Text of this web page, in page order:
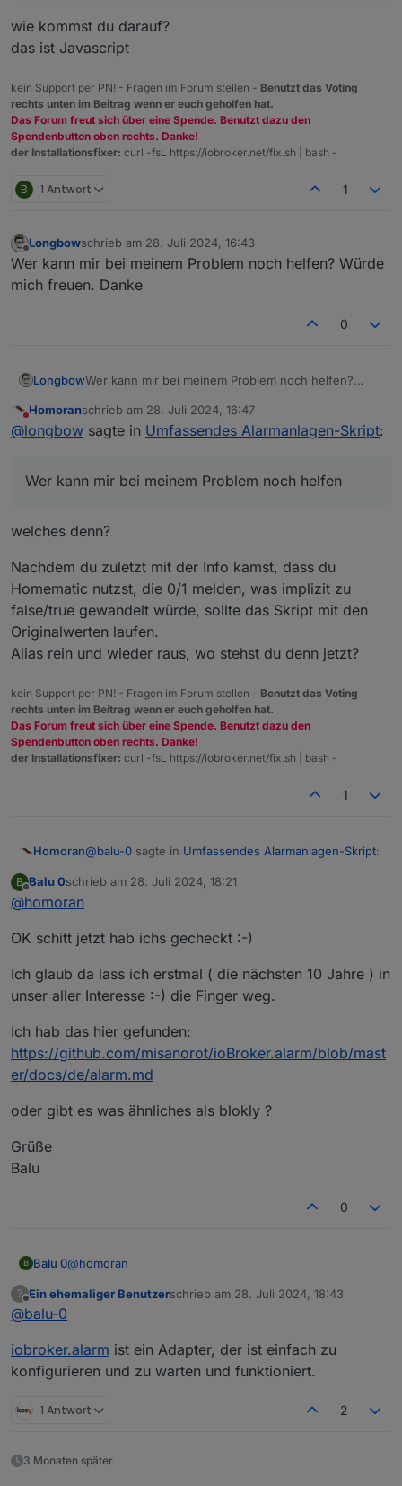
wie kommst du darauf?
das ist Javascript
kein Support per PN! - Fragen im Forum stellen - Benutzt das Voting
rechts unten im Beitrag wenn er euch geholfen hat.
Das Forum freut sich über eine Spende. Benutzt dazu den
Spendenbutton oben rechts. Danke!
der Installationsfixer: curl -fsL https://iobroker.net/fix.sh | bash -
B 1 Antwort 1
Offline
Longbowschrieb am 28. Juli 2024, 16:43
zuletzt editiert von
Wer kann mir bei meinem Problem noch helfen? Würde
mich freuen. Danke
0
LongbowWer kann mir bei meinem Problem noch helfen?
Nicht stören
Homoranschrieb am 28. Juli 2024, 16:47
zuletzt editiert von
@longbow sagte in Umfassendes Alarmanlagen-Skript:
Wer kann mir bei meinem Problem noch helfen
welches denn?
Nachdem du zuletzt mit der Info kamst, dass du
Homematic nutzst, die 0/1 melden, was implizit zu
false/true gewandelt würde, sollte das Skript mit den
Originalwerten laufen.
Alias rein und wieder raus, wo stehst du denn jetzt?
kein Support per PN! - Fragen im Forum stellen - Benutzt das Voting
rechts unten im Beitrag wenn er euch geholfen hat.
Das Forum freut sich über eine Spende. Benutzt dazu den
Spendenbutton oben rechts. Danke!
der Installationsfixer: curl -fsL https://iobroker.net/fix.sh | bash -
1
Homoran@balu-0 sagte in Umfassendes Alarmanlagen-Skript:
dazu müsste es ein xml sein!
balu-0 sagte in Umfassendes Alarmanlagen-Skript
wie kommst du darauf?
das ist Javascript
B
Offline
Balu 0schrieb am 28. Juli 2024, 18:21
zuletzt editiert von
@homoran
OK schitt jetzt hab ichs gecheckt :-)
Ich glaub da lass ich erstmal ( die nächsten 10 Jahre ) in
unser aller Interesse :-) die Finger weg.
Ich hab das hier gefunden:
https://github.com/misanorot/ioBroker.alarm/blob/mast
er/docs/de/alarm.md
oder gibt es was ähnliches als blokly ?
Grüße
Balu
0
B Balu 0@homoran
OK schitt jetzt hab ichs gecheckt :-)
unser aller Interesse :-) die Finger weg.
Ich hab das hier gefunden:
?
Offline
Ein ehemaliger Benutzerschrieb am 28. Juli 2024, 18:43
zuletzt editiert von
@balu-0
iobroker.alarm ist ein Adapter, der ist einfach zu
konfigurieren und zu warten und funktioniert.
1 Antwort 2
3 Monaten später